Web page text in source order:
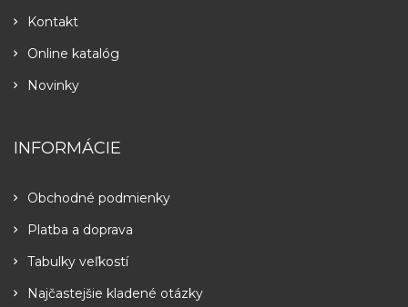
Kontakt
Online katalóg
Novinky
INFORMÁCIE
Obchodné podmienky
Platba a doprava
Tabulky veľkostí
Najčastejšie kladené otázky